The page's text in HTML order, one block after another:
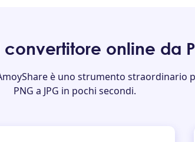
online da
è uno strumento straordinario
PNG a JPG in pochi secondi.